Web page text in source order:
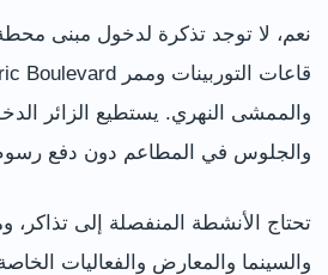
نعم، لا توجد تذكرة لدخول مبنى
والممشى النهري. يستطيع الزائر
والجلوس في المطاعم دون دفع
تحتاج الأنشطة المنفصلة إلى تذاكر،
والسينما والمعارض والفعاليات